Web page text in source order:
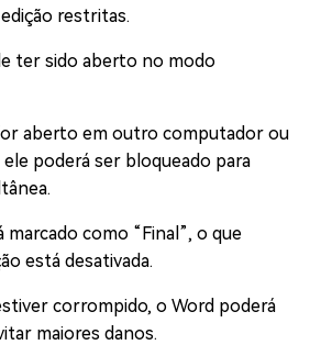
restritas.
ter sido aberto no modo
aberto em outro computador ou
poderá ser bloqueado para
como “Final”, o que
está desativada.
corrompido, o Word poderá
maiores danos.